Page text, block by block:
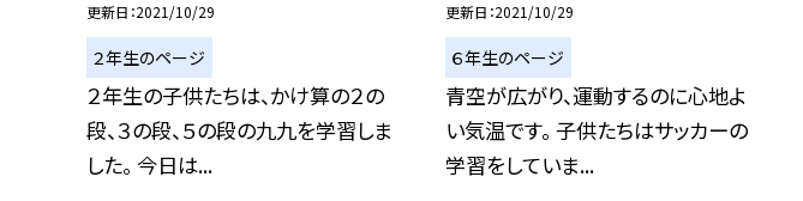
更新日 2021/10/29
２年生のページ
２年生の子供たちは、かけ算の２の
段、３の段、５の段の九九を学習しま
した。 今日は...
更新日 2021/10/29
６年生のページ
青空が広がり、運動するのに心地よ
い気温です。 子供たちはサッカーの
学習をしていま...